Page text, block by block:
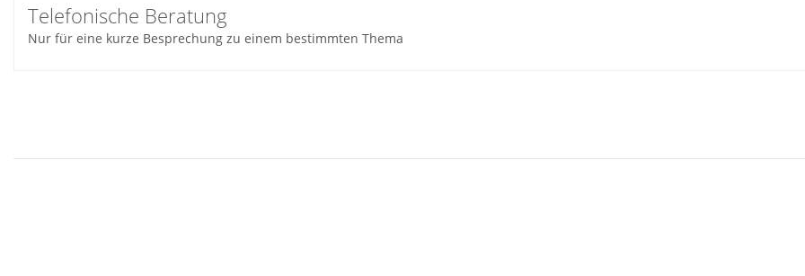
Telefonische Beratung
Nur für eine kurze Besprechung zu einem bestimmten Thema